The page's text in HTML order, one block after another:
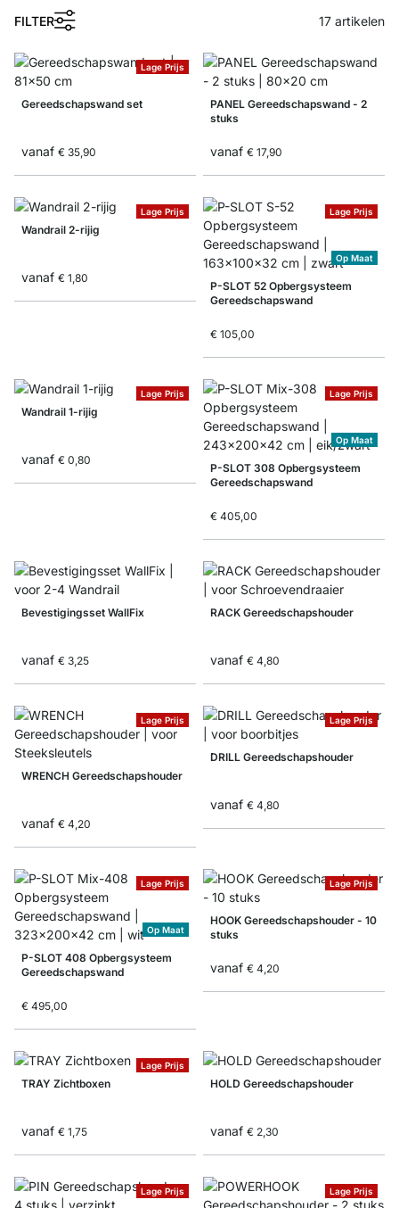
FILTER 17 artikelen
Lage Prijs
Gereedschapswand set
vanaf € 35,90
PANEL Gereedschapswand - 2
stuks
vanaf € 17,90
Lage Prijs
Wandrail 2-rijig
vanaf € 1,80
Lage Prijs
Op Maat
P-SLOT 52 Opbergsysteem
Gereedschapswand
€ 105,00
Lage Prijs
Wandrail 1-rijig
vanaf € 0,80
Lage Prijs
Op Maat
P-SLOT 308 Opbergsysteem
Gereedschapswand
€ 405,00
Bevestigingsset WallFix
vanaf € 3,25
RACK Gereedschapshouder
vanaf € 4,80
Lage Prijs
WRENCH Gereedschapshouder
vanaf € 4,20
Lage Prijs
DRILL Gereedschapshouder
vanaf € 4,80
Lage Prijs
Op Maat
P-SLOT 408 Opbergsysteem
Gereedschapswand
€ 495,00
Lage Prijs
HOOK Gereedschapshouder - 10
stuks
vanaf € 4,20
Lage Prijs
TRAY Zichtboxen
vanaf € 1,75
HOLD Gereedschapshouder
vanaf € 2,30
Lage Prijs Lage Prijs